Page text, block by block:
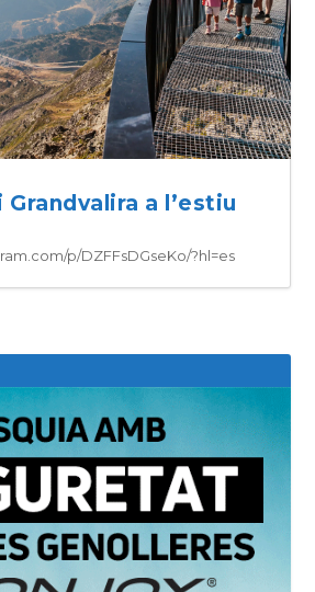
Grandvalira a l’estiu
p/DZFFsDGseKo/?hl=es